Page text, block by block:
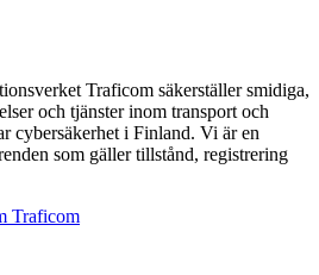
Traficom säkerställer smidiga,
och tjänster inom transport och
cybersäkerhet i Finland. Vi är en
som gäller tillstånd, registrering
Traficom